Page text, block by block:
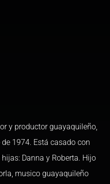
y productor guayaquileño,
1974. Está casado con
Danna y Roberta. Hijo
musico guayaquileño